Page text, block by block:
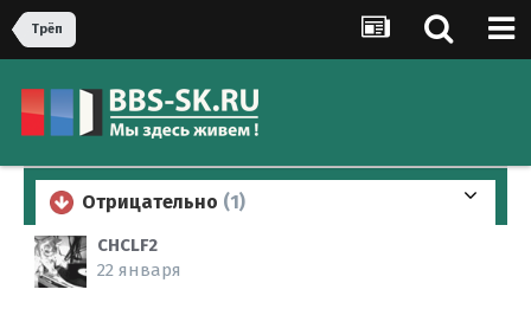
Трёп
Отрицательно (1)
CHCLF2
22 января